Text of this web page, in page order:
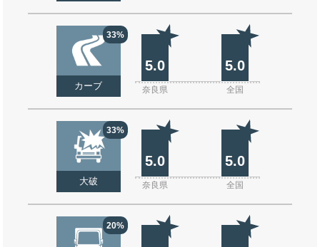
33%
カーブ
5.0 5.0
奈良県 全国
33%
大破
5.0 5.0
奈良県 全国
20%